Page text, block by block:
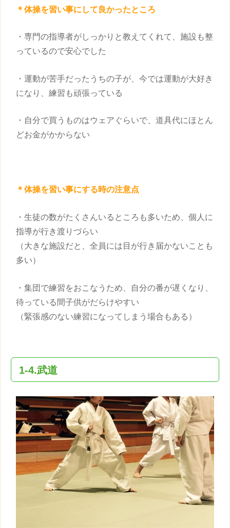
＊体操を習い事にして良かったところ
・専門の指導者がしっかりと教えてくれて、施設も整
っているので安心でした
・運動が苦手だったうちの子が、今では運動が大好き
になり、練習も頑張っている
・自分で買うものはウェアぐらいで、道具代にほとん
どお金がかからない
＊体操を習い事にする時の注意点
・生徒の数がたくさんいるところも多いため、個人に
指導が行き渡りづらい
（大きな施設だと、全員には目が行き届かないことも
多い）
・集団で練習をおこなうため、自分の番が遅くなり、
待っている間子供がだらけやすい
（緊張感のない練習になってしまう場合もある）
1-4.武道